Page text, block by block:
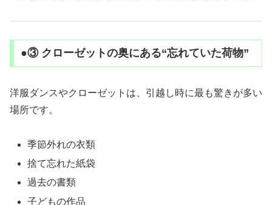
●③ クローゼットの奥にある“忘れていた荷物”
洋服ダンスやクローゼットは、引越し時に最も驚きが多い
場所です。
季節外れの衣類
捨て忘れた紙袋
過去の書類
子どもの作品